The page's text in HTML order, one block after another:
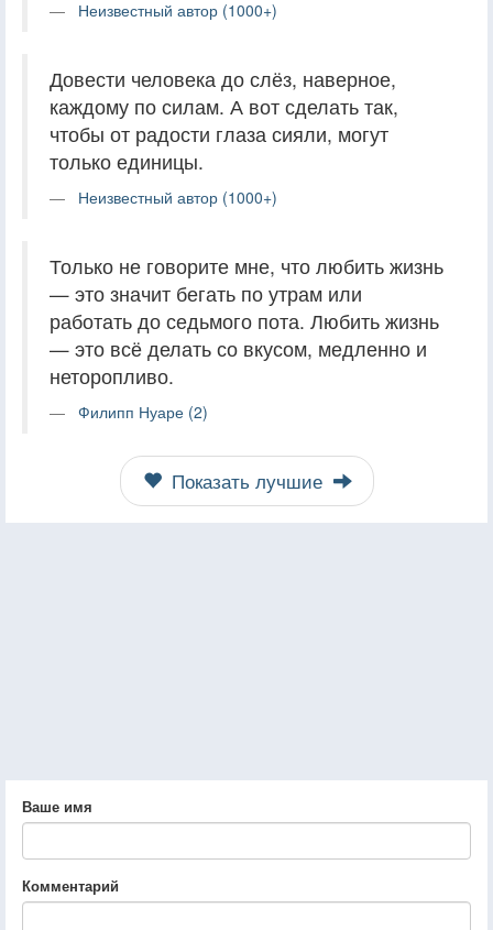
Неизвестный автор (1000+)
Довести человека до слёз, наверное,
каждому по силам. А вот сделать так,
чтобы от радости глаза сияли, могут
только единицы.
Неизвестный автор (1000+)
Только не говорите мне, что любить жизнь
— это значит бегать по утрам или
работать до седьмого пота. Любить жизнь
— это всё делать со вкусом, медленно и
неторопливо.
Филипп Нуаре (2)
Показать лучшие
Ваше имя
Комментарий